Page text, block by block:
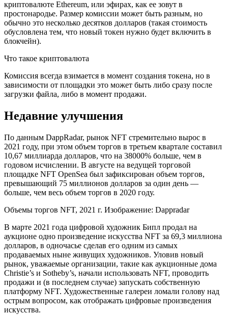
криптовалюте Ethereum, или эфирах, как ее зовут в
простонародье. Размер комиссии может быть разным, но
обычно это несколько десятков долларов (такая стоимость
обусловлена тем, что новый токен нужно будет включить в
блокчейн).
Что такое криптовалюта
Комиссия всегда взимается в момент создания токена, но в
зависимости от площадки это может быть либо сразу после
загрузки файла, либо в момент продажи.
Недавние улучшения
По данным DappRadar, рынок NFT стремительно вырос в
2021 году, при этом объем торгов в третьем квартале составил
10,67 миллиарда долларов, что на 38000% больше, чем в
годовом исчислении. В августе на ведущей торговой
площадке NFT OpenSea был зафиксирован объем торгов,
превышающий 75 миллионов долларов за один день —
больше, чем весь объем торгов в 2020 году.
Объемы торгов NFT, 2021 г. Изображение: Dappradar
В марте 2021 года цифровой художник Бипл продал на
аукционе одно произведение искусства NFT за 69,3 миллиона
долларов, в одночасье сделав его одним из самых
продаваемых ныне живущих художников. Уловив новый
рынок, уважаемые организации, такие как аукционные дома
Christie’s и Sotheby’s, начали использовать NFT, проводить
продажи и (в последнем случае) запускать собственную
платформу NFT. Художественные галереи ломали голову над
острым вопросом, как отображать цифровые произведения
искусства.